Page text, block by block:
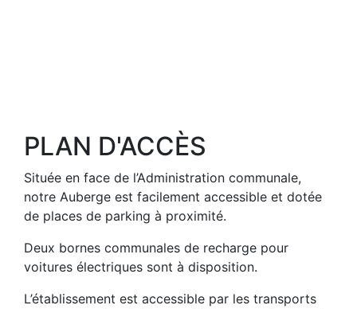
PLAN D'ACCÈS
Située en face de l’Administration communale,
notre Auberge est facilement accessible et dotée
de places de parking à proximité.
Deux bornes communales de recharge pour
voitures électriques sont à disposition.
L’établissement est accessible par les transports